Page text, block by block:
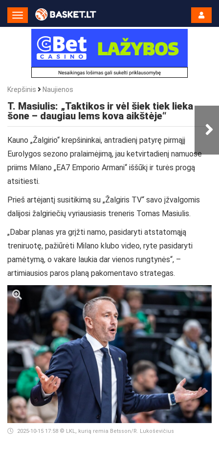
Toggle
Navigation
Krepšinis Naujienos
T. Masiulis: „Taktikos ir vėl šiek tiek lieka
šone – daugiau lems kova aikštėje“
Kauno „Žalgirio“ krepšininkai, antradienį patyrę pirmąjį
Eurolygos sezono pralaimėjimą, jau ketvirtadienį namuose
priims Milano „EA7 Emporio Armani“ iššūkį ir turės progą
atsitiesti.
Prieš artėjantį susitikimą su „Žalgiris TV“ savo įžvalgomis
dalijosi žalgiriečių vyriausiasis treneris Tomas Masiulis.
„Dabar planas yra grįžti namo, pasidaryti atstatomąją
treniruotę, pažiūrėti Milano klubo video, ryte pasidaryti
pamėtymą, o vakare laukia dar vienos rungtynės“, –
artimiausios paros planą pakomentavo strategas.
2025-10-15 17:58 © LKL, kurią remia Betsson/R. Lukoševičius